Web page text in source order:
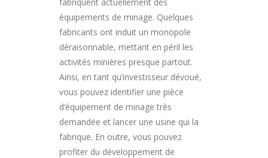
équipements de minage. Quelques
fabricants ont induit un monopole
déraisonnable, mettant en péril les
activités minières presque partout.
Ainsi, en tant qu’investisseur dévoué,
vous pouvez identifier une pièce
d’équipement de minage très
demandée et lancer une usine qui la
fabrique. En outre, vous pouvez
profiter du développement de